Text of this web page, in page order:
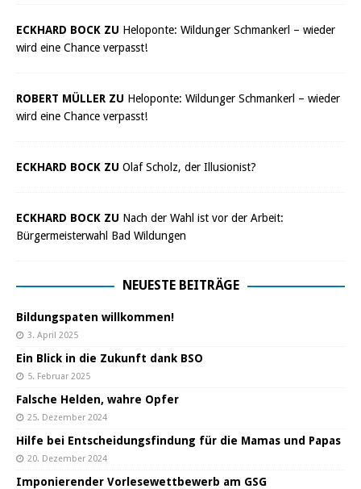
ECKHARD BOCK ZU Heloponte: Wildunger Schmankerl – wieder
wird eine Chance verpasst!
ROBERT MÜLLER ZU Heloponte: Wildunger Schmankerl – wieder
wird eine Chance verpasst!
ECKHARD BOCK ZU Olaf Scholz, der Illusionist?
ECKHARD BOCK ZU Nach der Wahl ist vor der Arbeit:
Bürgermeisterwahl Bad Wildungen
NEUESTE BEITRÄGE
Bildungspaten willkommen!
3. April 2025
Ein Blick in die Zukunft dank BSO
5. Februar 2025
Falsche Helden, wahre Opfer
25. Dezember 2024
Hilfe bei Entscheidungsfindung für die Mamas und Papas
20. Dezember 2024
Imponierender Vorlesewettbewerb am GSG